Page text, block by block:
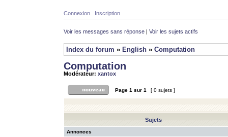
Connexion Inscription
Voir les messages sans réponse | Voir les sujets actifs
Index du forum » English » Computation
Computation
Modérateur: xantox
Page 1 sur 1 [ 0 sujets ]
Sujets
Annonces